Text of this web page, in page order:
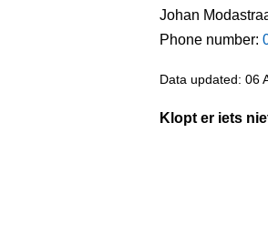
Johan
Phone number:
Data updated: 06
Klopt er iets